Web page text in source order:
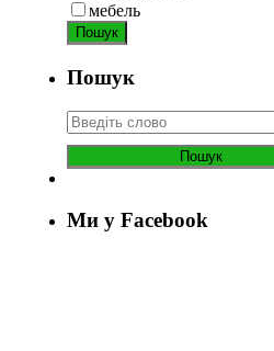
мебель
Пошук
Пошук
Пошук
Ми у Facebook